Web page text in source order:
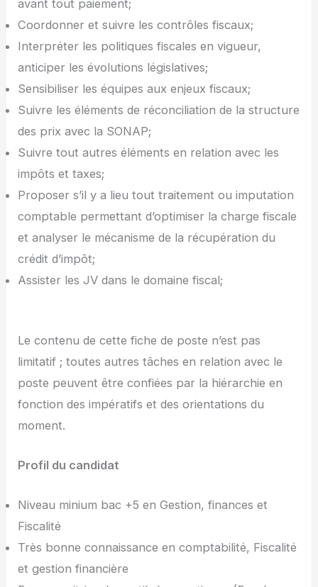
avant tout paiement;
Coordonner et suivre les contrôles fiscaux;
Interpréter les politiques fiscales en vigueur,
anticiper les évolutions législatives;
Sensibiliser les équipes aux enjeux fiscaux;
Suivre les éléments de réconciliation de la structure
des prix avec la SONAP;
Suivre tout autres éléments en relation avec les
impôts et taxes;
Proposer s’il y a lieu tout traitement ou imputation
comptable permettant d’optimiser la charge fiscale
et analyser le mécanisme de la récupération du
crédit d’impôt;
Assister les JV dans le domaine fiscal;
Le contenu de cette fiche de poste n’est pas
limitatif ; toutes autres tâches en relation avec le
poste peuvent être confiées par la hiérarchie en
fonction des impératifs et des orientations du
moment.
Profil du candidat
Niveau minium bac +5 en Gestion, finances et
Fiscalité
Très bonne connaissance en comptabilité, Fiscalité
et gestion financière